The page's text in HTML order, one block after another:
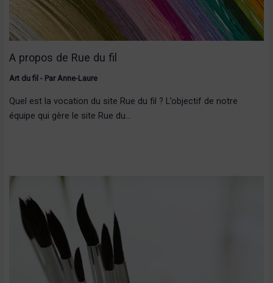
A propos de Rue du fil
Art du fil - ParAnne-Laure
Quel est la vocation du site Rue du fil ? L’objectif de notre
équipe qui gère le site Rue du…